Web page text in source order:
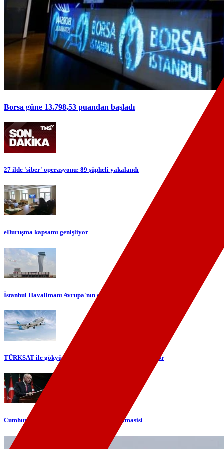
Borsa güne 13.798,53 puandan başladı
27 ilde 'siber' operasyonu: 89 şüpheli yakalandı
eDuruşma kapsamı genişliyor
İstanbul Havalimanı Avrupa'nın en yoğun havalimanı oldu
TÜRKSAT ile gökyüzünde yerli internet dönemi başlıyor
Cumhurbaşkanı Erdoğan'dan telefon diplomasisi